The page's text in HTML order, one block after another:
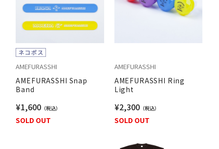
SOLD OUT
AMEFURASSHI
AMEFURASSHI Snap
Band
¥1,600
SOLD OUT
AMEFURASSHI
AMEFURASSHI Ring
Light
¥2,300